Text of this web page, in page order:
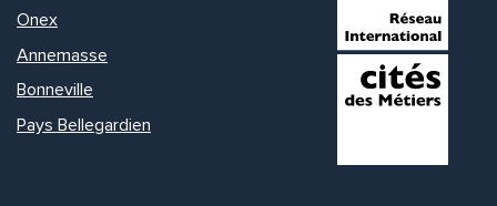
Onex
Annemasse
Bonneville
Pays Bellegardien